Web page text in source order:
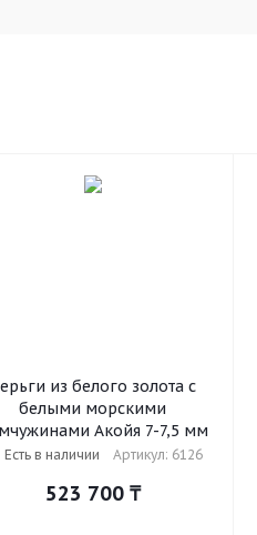
из белого золота с
белыми морскими
Акойя 7-7,5 мм
Есть в наличии Артикул: 6126
523 700₸